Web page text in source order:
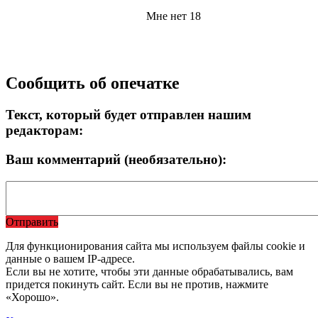
Мне нет 18
Сообщить об опечатке
Текст, который будет отправлен нашим
редакторам:
Ваш комментарий (необязательно):
Отправить
Для функционирования сайта мы используем файлы cookie и
данные о вашем IP-адресе.
Если вы не хотите, чтобы эти данные обрабатывались, вам
придется покинуть сайт. Если вы не против, нажмите
«Хорошо».